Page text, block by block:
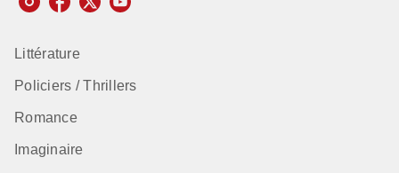
Littérature
Policiers / Thrillers
Romance
Imaginaire